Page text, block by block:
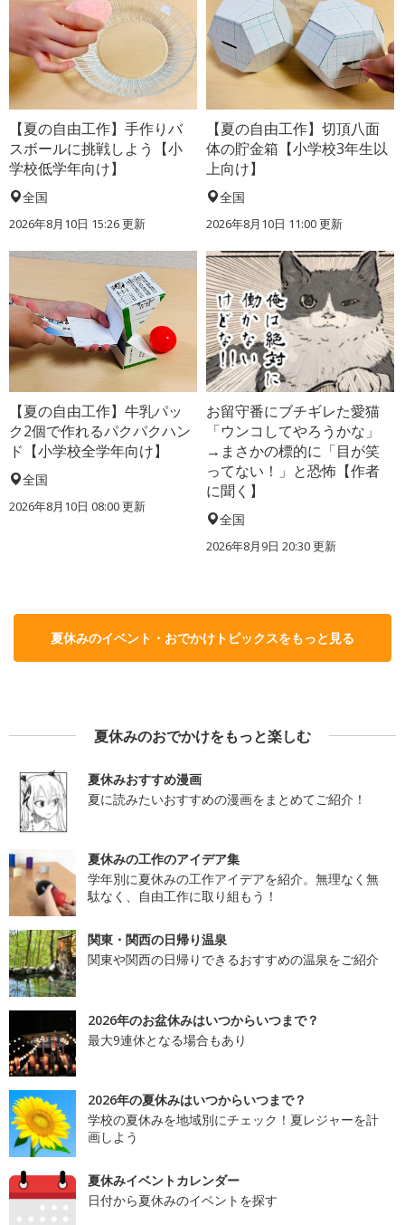
【夏の自由工作】手作りバ
スボールに挑戦しよう【小
学校低学年向け】
全国
2026年8月10日 15:26更新
【夏の自由工作】切頂八面
体の貯金箱【小学校3年生以
上向け】
全国
2026年8月10日 11:00更新
【夏の自由工作】牛乳パッ
ク2個で作れるパクパクハン
ド【小学校全学年向け】
全国
2026年8月10日 08:00更新
お留守番にブチギレた愛猫
「ウンコしてやろうかな」
→まさかの標的に「目が笑
ってない！」と恐怖【作者
に聞く】
全国
2026年8月9日 20:30更新
夏休みのイベント・おでかけトピックスをもっと見る
夏休みのおでかけをもっと楽しむ
夏休みおすすめ漫画
夏に読みたいおすすめの漫画をまとめてご紹介！
夏休みの工作のアイデア集
学年別に夏休みの工作アイデアを紹介。無理なく無
駄なく、自由工作に取り組もう！
関東・関西の日帰り温泉
関東や関西の日帰りできるおすすめの温泉をご紹介
2026年のお盆休みはいつからいつまで？
最大9連休となる場合もあり
2026年の夏休みはいつからいつまで？
学校の夏休みを地域別にチェック！夏レジャーを計
画しよう
夏休みイベントカレンダー
日付から夏休みのイベントを探す